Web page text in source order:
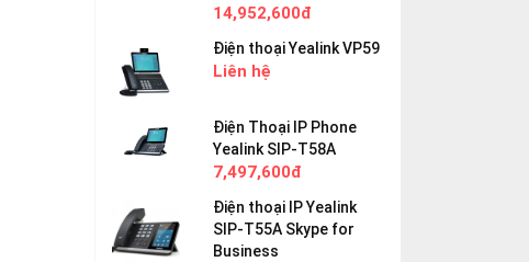
14,952,600đ
Điện thoại Yealink VP59
Liên hệ
Điện Thoại IP Phone
Yealink SIP-T58A
7,497,600đ
Điện thoại IP Yealink
SIP-T55A Skype for
Business